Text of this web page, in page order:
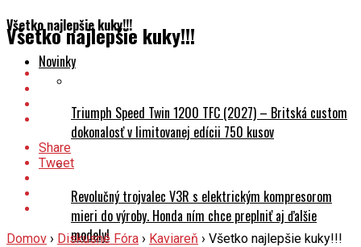
Všetko najlepšie kuky!!!
Novinky
Triumph Speed Twin 1200 TFC (2027) – Britská custom
dokonalosť v limitovanej edícii 750 kusov
Revolučný trojvalec V3R s elektrickým kompresorom
mieri do výroby. Honda ním chce preplniť aj ďalšie
modely!
Všetko najlepšie kuky!!!
Share
Tweet
Domov › Diskusné Fóra › Kaviareň › Všetko najlepšie kuky!!!